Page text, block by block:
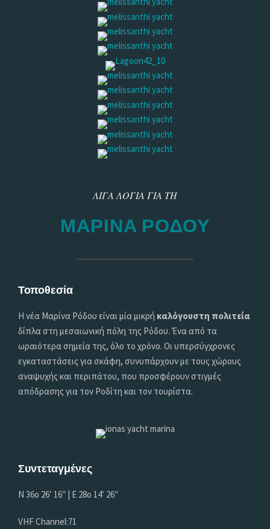
ΛΙΓΑ ΛΟΓΙΑ ΓΙΑ ΤΗ
ΜΑΡΙΝΑ ΡΟΔΟΥ
Τοποθεσία
Η νέα Μαρίνα Ρόδου είναι μία μικρή καλόγουστη πολιτεία
δίπλα στη μεσαιωνική πόλη της Ρόδου. Ένα από τα
ωραιότερα σημεία της, όλο το χρόνο. Οι υπερσύγχρονες
εγκαταστάσεις για σκάφη, συνυπάρχουν με τους χώρους
αναψυχής και περιπάτου, που προσφέρουν στιγμές
απόδρασης για τον Ροδίτη και τον τουρίστα.
Συντεταγμένες
Ν 36o 26′ 16″ | Ε 28o 14′ 26″
VHF Channel:71